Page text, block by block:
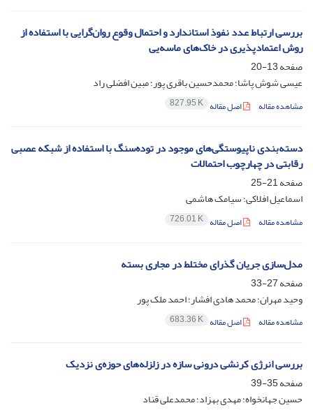
بررسی ارتباط عدد نفوذ استاندارد و احتمال وقوع روان‌گرایی با استفاده از
روش اعتمادپذیری در خاک‌های ماسه‌یی
صفحه13-20
عیسی شوش پاشا؛ محمدحسین باقری پور؛ مبین افضلی راد
مشاهده مقاله اصل مقاله 827.95 K
دسته‌بندی ناپیوستگی‌های موجود در توده‌سنگ با استفاده از شبکه عصبی
رقابتی در چهارچوب احتمالات
صفحه21-25
اسماعیل افلاکی؛ سیامک هاشمی
مشاهده مقاله اصل مقاله 726.01 K
مدل‌سازی جریان گذرای مختلط در مجاری بسته
صفحه27-33
وحید مهران؛ محمد هادی افشار؛ احمد ملک پور
مشاهده مقاله اصل مقاله 683.36 K
بررسی انرژی کرنشی درونی سازه در زلزله‌های حوزه‌ی نزدیک
صفحه35-39
حسین جهانخواه؛ مهدی بهزاد؛ محمدعلی قناد